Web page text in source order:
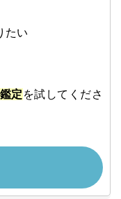
たい
定 を試してくださ